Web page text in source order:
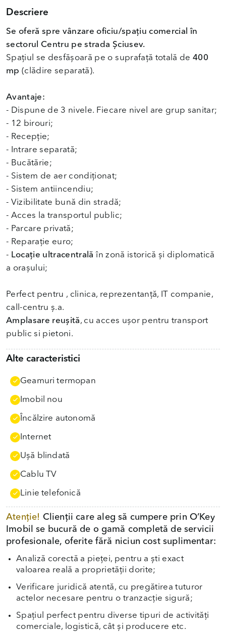
Descriere
Se oferă spre vânzare oficiu/spațiu comercial în
sectorul Centru pe strada Șciusev.
Spațiul se desfășoară pe o suprafață totală de 400
mp (clădire separată).
Avantaje:
- Dispune de 3 nivele. Fiecare nivel are grup sanitar;
- 12 birouri;
- Recepție;
- Intrare separată;
- Bucătărie;
- Sistem de aer condiționat;
- Sistem antiincendiu;
- Vizibilitate bună din stradă;
- Acces la transportul public;
- Parcare privată;
- Reparație euro;
- Locație ultracentrală în zonă istorică și diplomatică
a orașului;
Perfect pentru , clinica, reprezentanță, IT companie,
Amplasare reușită, cu acces ușor pentru transport
public si pietoni.
Alte caracteristici
Geamuri termopan
Imobil nou
Încălzire autonomă
Internet
Uşă blindată
Cablu TV
Linie telefonică
Atenție! Clienții care aleg să cumpere prin O’Key
Imobil se bucură de o gamă completă de servicii
profesionale, oferite fără niciun cost suplimentar:
Analiză corectă a pieței, pentru a ști exact
valoarea reală a proprietății dorite;
Verificare juridică atentă, cu pregătirea tuturor
actelor necesare pentru o tranzacție sigură;
Spațiul perfect pentru diverse tipuri de activități
comerciale, logistică, cât și producere etc.